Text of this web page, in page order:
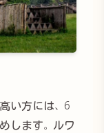
い方には、6
します。ルワ